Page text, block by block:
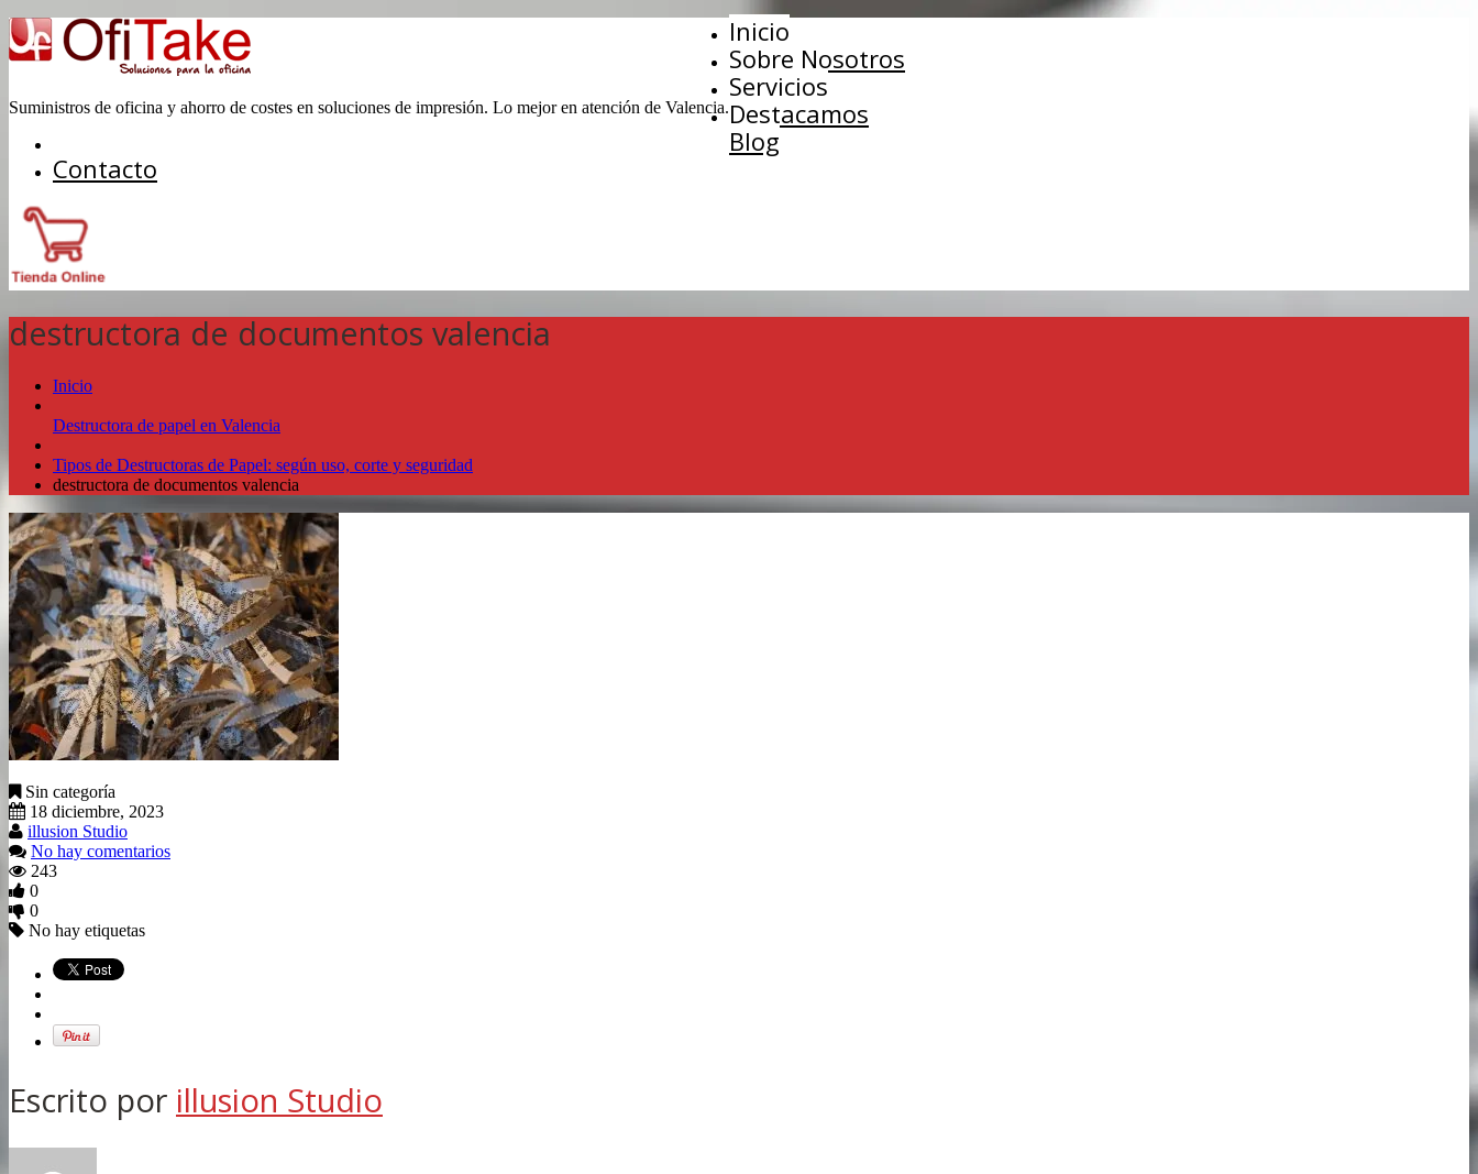
Suministros de oficina y ahorro de costes en soluciones de impresión. Lo mejor en atención de Valencia.
Inicio
Sobre Nosotros
Servicios
Destacamos
Blog
Contacto
destructora de documentos valencia
Inicio
Destructora de papel en Valencia
Tipos de Destructoras de Papel: según uso, corte y seguridad
destructora de documentos valencia
Sin categoría
18 diciembre, 2023
illusion Studio
No hay comentarios
243
0
0
No hay etiquetas
Escrito por illusion Studio